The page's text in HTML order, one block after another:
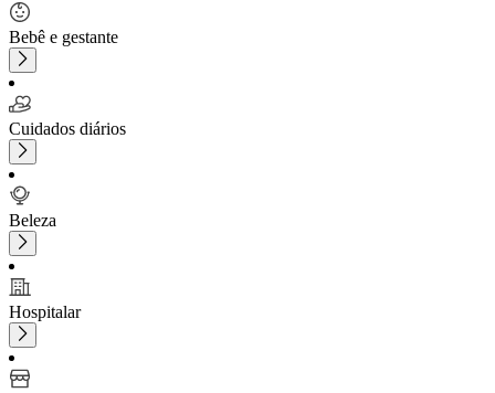
Bebê e gestante
Cuidados diários
Beleza
Hospitalar